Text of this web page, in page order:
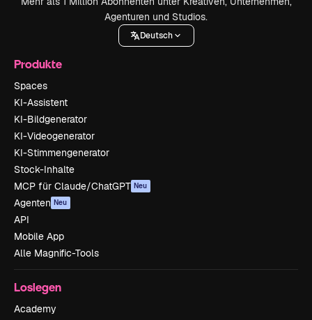
Agenturen und Studios.
Deutsch
Produkte
Spaces
KI-Assistent
KI-Bildgenerator
KI-Videogenerator
KI-Stimmengenerator
Stock-Inhalte
MCP für Claude/ChatGPT Neu
Agenten Neu
API
Mobile App
Alle Magnific-Tools
Loslegen
Academy